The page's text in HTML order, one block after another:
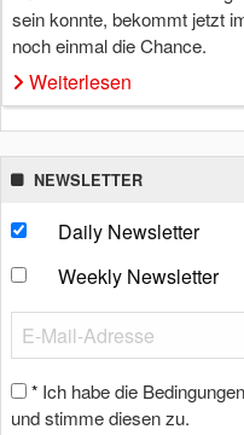
sein konnte, bekommt jetzt
noch einmal die Chance.
Weiterlesen
NEWSLETTER
Daily Newsletter
Weekly Newsletter
* Ich habe die
und stimme diesen zu.